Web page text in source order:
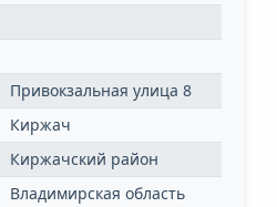
Привокзальная улица 8
Киржач
Киржачский район
Владимирская область